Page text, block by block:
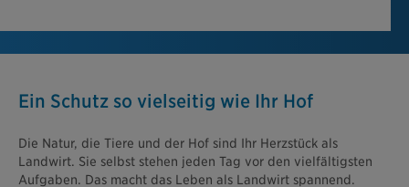
Ein Schutz so vielseitig wie Ihr Hof
Die Natur, die Tiere und der Hof sind Ihr Herzstück als
Landwirt. Sie selbst stehen jeden Tag vor den vielfältigsten
Aufgaben. Das macht das Leben als Landwirt spannend.